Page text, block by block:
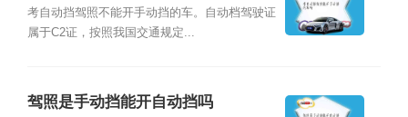
考自动挡驾照不能开手动挡的车。自动档驾驶证
属于C2证，按照我国交通规定...
驾照是手动挡能开自动挡吗